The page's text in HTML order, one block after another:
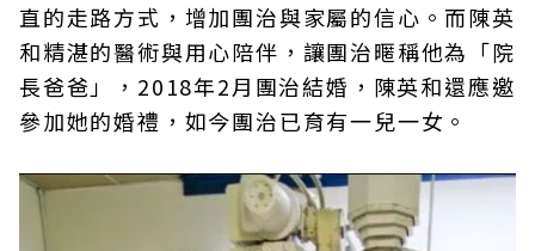
直的走路方式，增加團治與家屬的信心。而陳英
和精湛的醫術與用心陪伴，讓團治暱稱他為「院
長爸爸」，2018年2月團治結婚，陳英和還應邀
參加她的婚禮，如今團治已育有一兒一女。